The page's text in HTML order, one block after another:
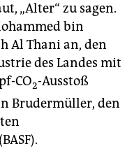
„Alter“ zu sagen.
bin
Al Thani an, den
des Landes mit
CO2-Ausstoß
Brudermüller, den